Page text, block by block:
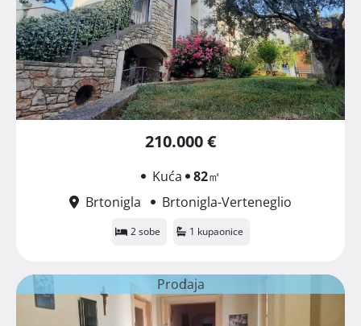
210.000 €
Kuća 82㎡
Brtonigla
Brtonigla-Verteneglio
2 sobe 1 kupaonice
Prodaja